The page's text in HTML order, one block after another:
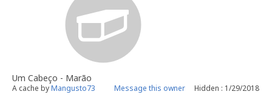
Um Cabeço - Marão
A cache byMangusto73 Message this owner Hidden : 1/29/2018